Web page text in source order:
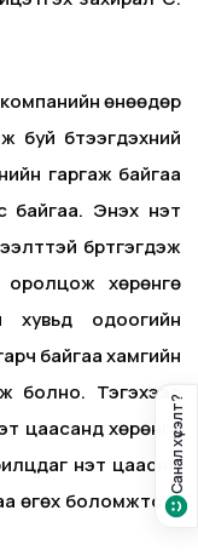
Санал хүсэлт?
өнөөдөр
бүтээгдэхүүний
гаргаж байгаа
Энэхүү үнэт
бүртгэгдэж
оролцож хөрөнгө
хувьд одоогийн
байгаа хамгийн
болно. Тэгэхээр
цаасанд хөрөнгө
үнэт цаасны
өгөх боломжтой”